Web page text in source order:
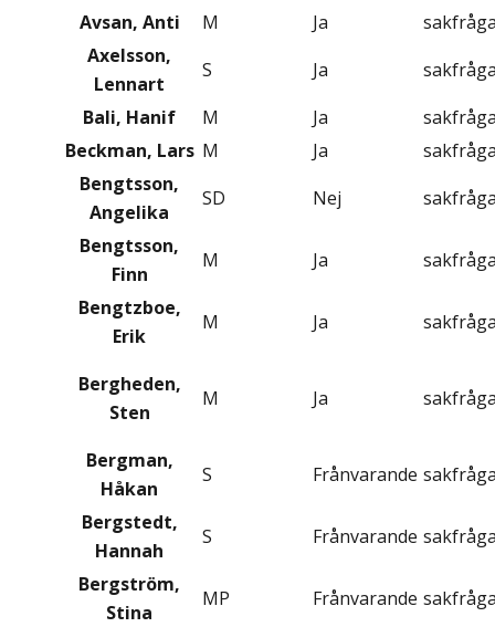
Avsan, Anti
M Ja
Axelsson,
Lennart
S Ja
Bali, Hanif
M Ja
Beckman, Lars M Ja
Bengtsson,
Angelika
SD Nej
Bengtsson,
Finn
M Ja
Bengtzboe,
Erik
M Ja
Bergheden,
Sten
M Ja
Bergman,
Håkan
S Frånvarande
Bergstedt,
Hannah
S Frånvarande
Bergström,
Stina
MP Frånvarande